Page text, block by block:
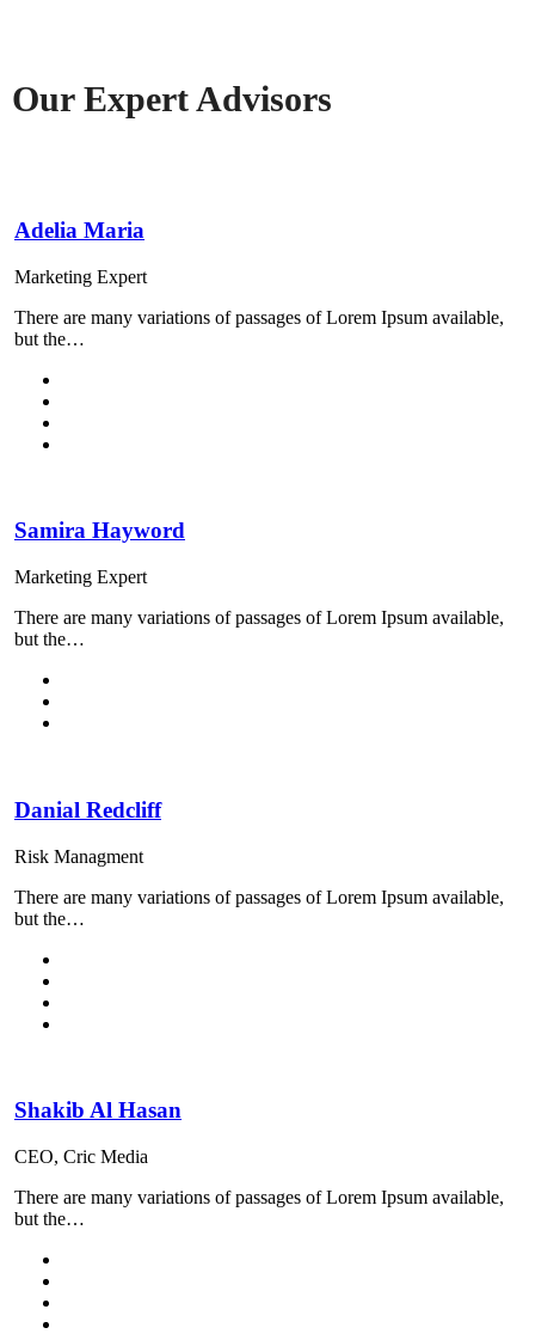
Our Expert Advisors
Adelia Maria
Marketing Expert
There are many variations of passages of Lorem Ipsum available,
but the…
Samira Hayword
Marketing Expert
There are many variations of passages of Lorem Ipsum available,
but the…
Danial Redcliff
Risk Managment
There are many variations of passages of Lorem Ipsum available,
but the…
Shakib Al Hasan
CEO, Cric Media
There are many variations of passages of Lorem Ipsum available,
but the…